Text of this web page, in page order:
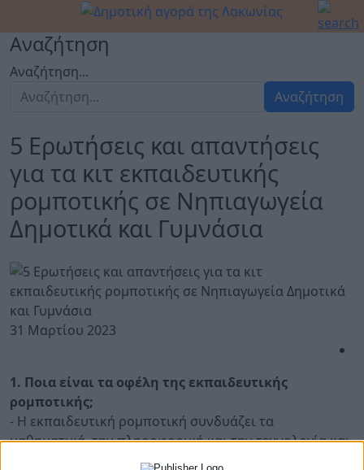
Αναζήτηση
Αναζήτηση...
Αναζήτηση
5 Ερωτήσεις και απαντήσεις
για τα κιτ εκπαιδευτικής
ρομποτικής σε Νηπιαγωγεία
Δημοτικά και Γυμνάσια
31 Μαρτίου 2023
1. Ποια είναι τα οφέλη της εκπαιδευτικής
ρομποτικής;
- Η εκπαιδευτική ρομποτική συνδυάζει τα
μαθηματικά, την πληροφορική και την τεχνολογία και
εισάγει βασικές έννοιες προγραμματισμού. Πρόκειται